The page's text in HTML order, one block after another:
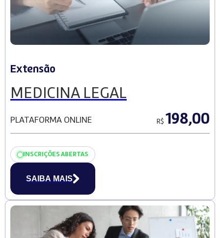
Extensão
MEDICINA LEGAL
PLATAFORMA ONLINE R$ 198,00
INSCRIÇÕES ABERTAS
SAIBA MAIS